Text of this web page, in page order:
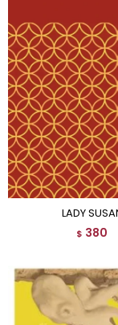
LADY
$ 380